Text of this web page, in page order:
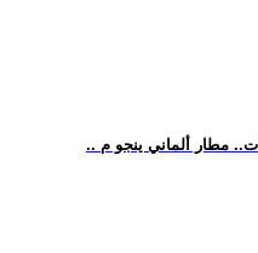
مطار ألماني ينجو م